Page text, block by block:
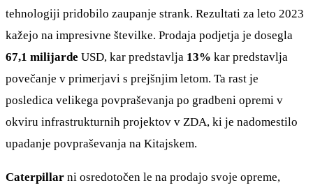
tehnologiji pridobilo zaupanje strank. Rezultati za leto 2023
kažejo na impresivne številke. Prodaja podjetja je dosegla
67,1 milijarde USD, kar predstavlja 13% kar predstavlja
povečanje v primerjavi s prejšnjim letom. Ta rast je
posledica velikega povpraševanja po gradbeni opremi v
okviru infrastrukturnih projektov v ZDA, ki je nadomestilo
upadanje povpraševanja na Kitajskem.
Caterpillar ni osredotočen le na prodajo svoje opreme,